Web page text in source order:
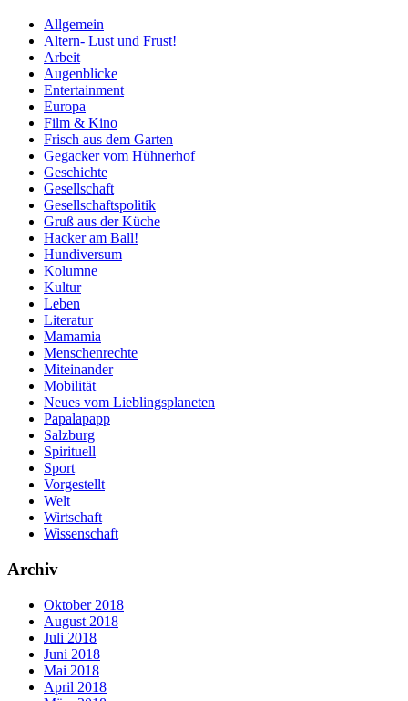
Allgemein
Altern- Lust und Frust!
Arbeit
Augenblicke
Entertainment
Europa
Film & Kino
Frisch aus dem Garten
Gegacker vom Hühnerhof
Geschichte
Gesellschaft
Gesellschaftspolitik
Gruß aus der Küche
Hacker am Ball!
Hundiversum
Kolumne
Kultur
Leben
Literatur
Mamamia
Menschenrechte
Miteinander
Mobilität
Neues vom Lieblingsplaneten
Papalapapp
Salzburg
Spirituell
Sport
Vorgestellt
Welt
Wirtschaft
Wissenschaft
Archiv
Oktober 2018
August 2018
Juli 2018
Juni 2018
Mai 2018
April 2018